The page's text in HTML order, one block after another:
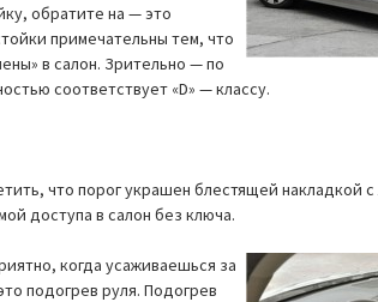
обратите на — это
примечательны тем, что
в салон. Зрительно — по
соответствует «D» — классу.
что порог украшен блестящей накладкой с
доступа в салон без ключа.
когда усаживаешься за
подогрев руля. Подогрев